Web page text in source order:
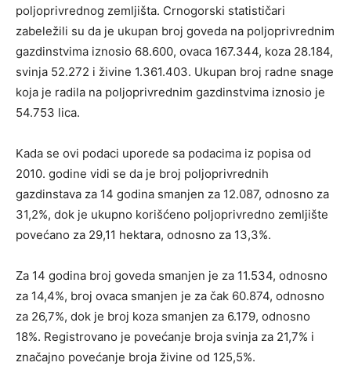
poljoprivrednog zemljišta. Crnogorski statističari
zabeležili su da je ukupan broj goveda na poljoprivrednim
gazdinstvima iznosio 68.600, ovaca 167.344, koza 28.184,
svinja 52.272 i živine 1.361.403. Ukupan broj radne snage
koja je radila na poljoprivrednim gazdinstvima iznosio je
54.753 lica.
Kada se ovi podaci uporede sa podacima iz popisa od
2010. godine vidi se da je broj poljoprivrednih
gazdinstava za 14 godina smanjen za 12.087, odnosno za
31,2%, dok je ukupno korišćeno poljoprivredno zemljište
povećano za 29,11 hektara, odnosno za 13,3%.
Za 14 godina broj goveda smanjen je za 11.534, odnosno
za 14,4%, broj ovaca smanjen je za čak 60.874, odnosno
za 26,7%, dok je broj koza smanjen za 6.179, odnosno
18%. Registrovano je povećanje broja svinja za 21,7% i
značajno povećanje broja živine od 125,5%.